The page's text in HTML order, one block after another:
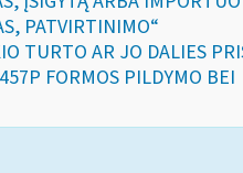
PATVIRTINIMO“
TURTO AR JO DALIES
FORMOS PILDYMO BEI